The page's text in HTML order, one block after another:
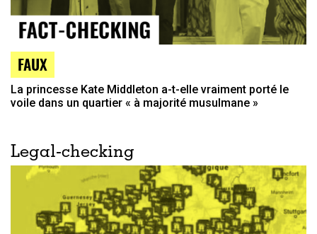
FAUX
La princesse Kate Middleton a-t-elle vraiment porté le
voile dans un quartier « à majorité musulmane »
Legal-checking